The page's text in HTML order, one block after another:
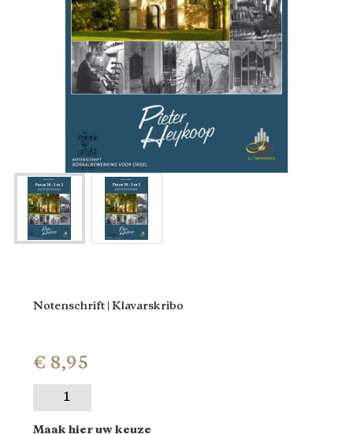
Notenschrift | Klavarskribo
€ 8,95
Maak hier uw keuze